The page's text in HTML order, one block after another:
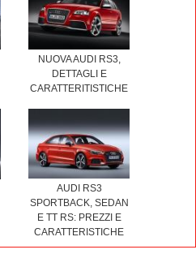
NUOVA AUDI RS3,
DETTAGLI E
CARATTERITISTICHE
AUDI RS3
SPORTBACK, SEDAN
E TT RS: PREZZI E
CARATTERISTICHE